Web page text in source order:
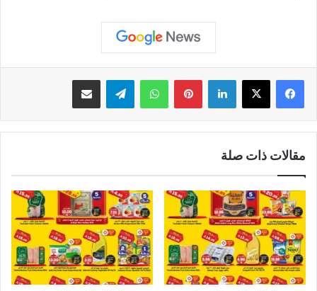
لينكدإن بينتيريستواتساب تيلقرام مشاركة عبر البريد
مقالات ذات صلة